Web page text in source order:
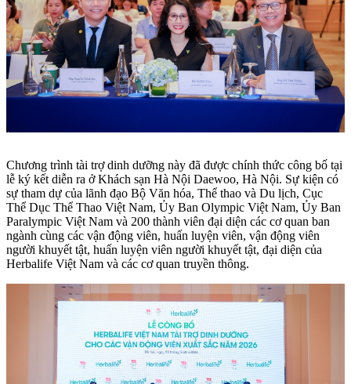
Chương trình tài trợ dinh dưỡng này đã được chính thức công bố tại
lễ ký kết diễn ra ở Khách sạn Hà Nội Daewoo, Hà Nội. Sự kiện có
sự tham dự của lãnh đạo Bộ Văn hóa, Thể thao và Du lịch, Cục
Thể Dục Thể Thao Việt Nam, Ủy Ban Olympic Việt Nam, Ủy Ban
Paralympic Việt Nam và 200 thành viên đại diện các cơ quan ban
ngành cùng các vận động viên, huấn luyện viên, vận động viên
người khuyết tật, huấn luyện viên người khuyết tật, đại diện của
Herbalife Việt Nam và các cơ quan truyền thông.